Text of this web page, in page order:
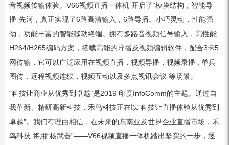
音视频传输体验。V66视频直播一体机 开启了“模块结构，智能导
播”先河，真正实现了6路高清输入，6路导播。小巧灵动，性能强
劲，功能丰富的智能移动终端。拥有多路音视频信号输入，高性能
H264/H265编码方案，搭载高能的导播及视频编辑软件，配合3卡5
网传输，它可以广泛应用在视频直播，视频导播，视频录播 , 单兵
图传，远程视频连线，视频互动以及多点视讯会议 等场景。
“科技让商业从优秀到卓越”是2019 印度InfoComm的主题。通过自
我革新、精研高新科技，禾鸟科技正在以“科技让直播体验从优秀到
卓越”。我们有理由相信，在未来的东南亚及世界企业直播市场，禾
鸟科技 将用“核武器”——V66视频直播一体机踏出坚实的一步，逐